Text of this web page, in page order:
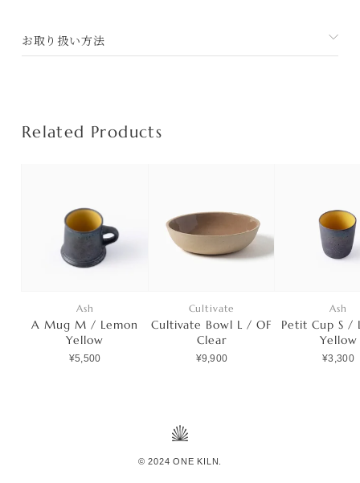
お取り扱い方法
Related Products
Ash
A Mug M / Lemon
Yellow
¥5,500
Cultivate
Cultivate Bowl L / OF
Clear
¥9,900
Ash
Petit Cup S /
Yellow
¥3,300
© 2024 ONE KILN.